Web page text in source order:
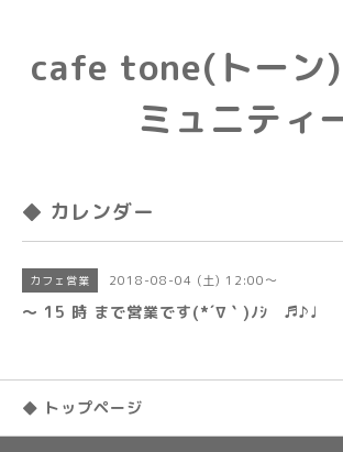
cafe tone(トーン)
ミュニティ
◆ カレンダー
カフェ営業 2018-08-04 (土) 12:00～
〜 15 時 まで営業です(*´∇｀)ﾉｼ ♬♪♩
◆ トップページ